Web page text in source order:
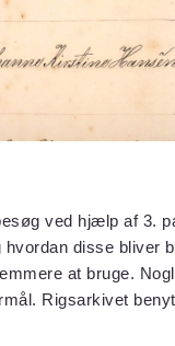
ved hjælp af 3.
disse bliver
at bruge.
Rigsarkivet